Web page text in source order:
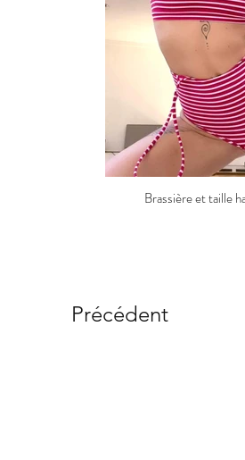
Brassière et taille
Précédent